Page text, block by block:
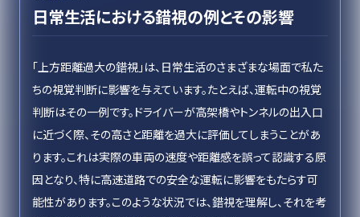
日常生活における錯視の例とその影響
「上方距離過大の錯視」は、日常生活のさまざまな場面で私た
ちの視覚判断に影響を与えています。たとえば、運転中の視覚
判断はその一例です。ドライバーが高架橋やトンネルの出入口
に近づく際、その高さと距離を過大に評価してしまうことがあ
ります。これは実際の車両の速度や距離感を誤って認識する原
因となり、特に高速道路での安全な運転に影響をもたらす可
能性があります。このような状況では、錯視を理解し、それを考